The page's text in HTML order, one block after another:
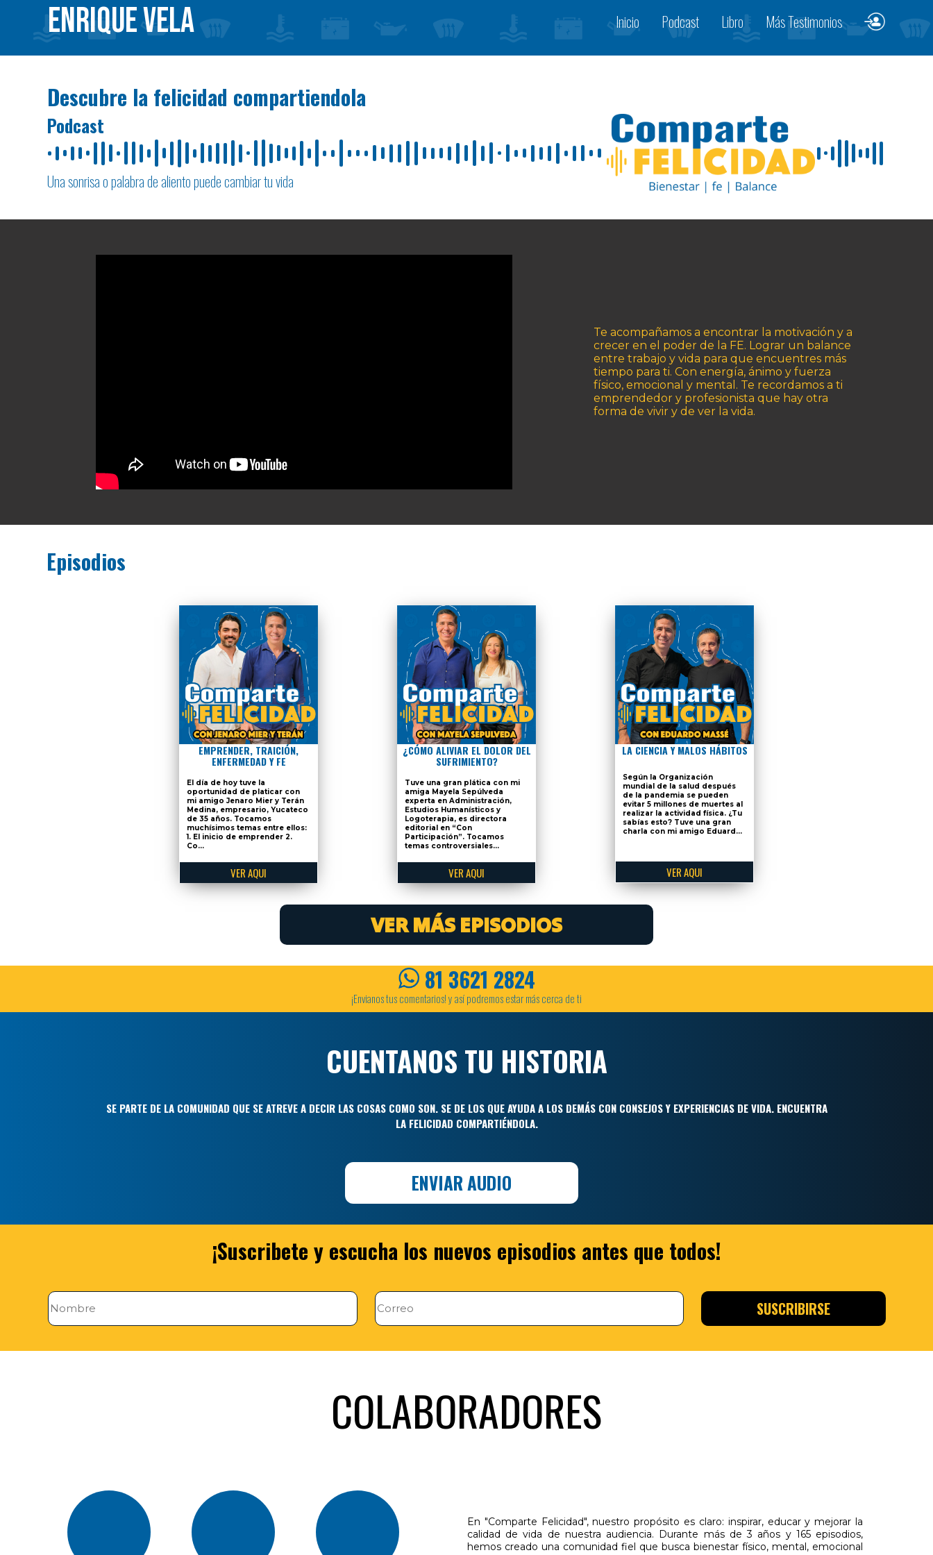
ENRIQUE VELA Inicio Podcast Libro Más Testimonios
Descubre la felicidad compartiendola
Podcast
Una sonrisa o palabra de aliento puede cambiar tu vida
Te acompañamos a encontrar la motivación y a
crecer en el poder de la FE. Lograr un balance
entre trabajo y vida para que encuentres más
tiempo para ti. Con energía, ánimo y fuerza
físico, emocional y mental. Te recordamos a ti
emprendedor y profesionista que hay otra
forma de vivir y de ver la vida.
Episodios
EMPRENDER, TRAICIÓN,
ENFERMEDAD Y FE
El día de hoy tuve la
oportunidad de platicar con
mi amigo Jenaro Mier y Terán
Medina, empresario, Yucateco
de 35 años. Tocamos
muchísimos temas entre ellos:
1. El inicio de emprender 2.
Co...
VER AQUI
¿CÓMO ALIVIAR EL DOLOR DEL
SUFRIMIENTO?
Tuve una gran plática con mi
amiga Mayela Sepúlveda
experta en Administración,
Estudios Humanísticos y
Logoterapia, es directora
editorial en “Con
Participación”. Tocamos
temas controversiales...
VER AQUI
LA CIENCIA Y MALOS HÁBITOS
Según la Organización
mundial de la salud después
de la pandemia se pueden
evitar 5 millones de muertes al
realizar la actividad física. ¿Tu
sabías esto? Tuve una gran
charla con mi amigo Eduard...
VER AQUI
VER MÁS EPISODIOS
81 3621 2824
¡Envianos tus comentarios! y así podremos estar más cerca de ti
CUENTANOS TU HISTORIA
SE PARTE DE LA COMUNIDAD QUE SE ATREVE A DECIR LAS COSAS COMO SON. SE DE LOS QUE AYUDA A LOS DEMÁS CON CONSEJOS Y EXPERIENCIAS DE VIDA. ENCUENTRA
LA FELICIDAD COMPARTIÉNDOLA.
ENVIAR AUDIO
¡Suscribete y escucha los nuevos episodios antes que todos!
COLABORADORES
En "Comparte Felicidad", nuestro propósito es claro: inspirar, educar y mejorar la
calidad de vida de nuestra audiencia. Durante más de 3 años y 165 episodios,
hemos creado una comunidad fiel que busca bienestar físico, mental, emocional